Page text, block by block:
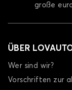
große
ÜBER
Wer sind wir?
Vorschriften zur